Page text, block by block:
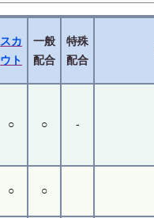
スカ
ウト
一般
配合
特殊
配合
○ ○ -
○ ○